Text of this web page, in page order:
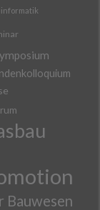
Bauwesen